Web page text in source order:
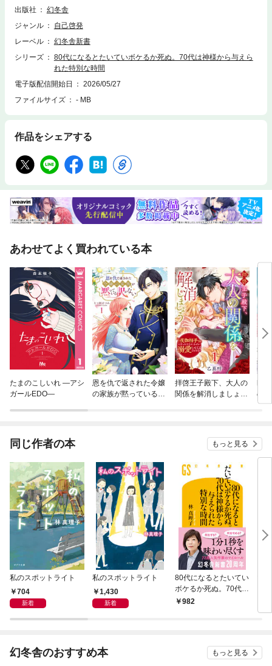
出版社
幻冬舎
ジャンル
自己啓発
レーベル
幻冬舎新書
シリーズ
80代になるとたいていボケるか死ぬ。70代は神様から与えら
れた特別な時間
電子版配信開始日
2026/05/27
ファイルサイズ
- MB
作品をシェアする
あわせてよく買われている本
たまのこしいれ —アシ
ガールEDO—
恩を仇で返された令嬢
の家族が黙っている訳
拝啓王子殿下、大人の
関係を解消しましょ
るのですが!? 〜
幽
の
版】
同じ作者の本 もっと見る
私のスポットライト
704
新着
私のスポットライト
1,430
新着
80代になるとたいてい
ボケるか死ぬ。70代は
神様から与えられた特
982
幻冬舎のおすすめ本 もっと見る